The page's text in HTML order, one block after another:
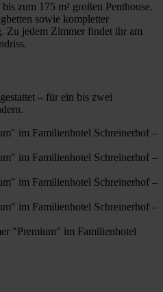
zum 175 m² großen Penthouse.
sowie kompletter
Zu jedem Zimmer findet ihr am
– für ein bis zwei